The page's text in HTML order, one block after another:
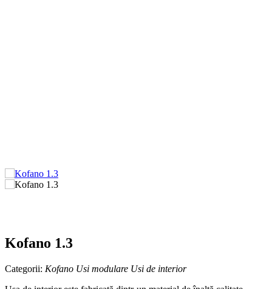
Kofano 1.3
Categorii: Kofano Usi modulare Usi de interior